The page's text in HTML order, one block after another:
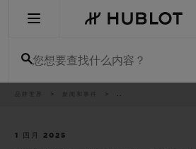
您想要查找什么内容？
新闻和事件 ..
1 四月 2025